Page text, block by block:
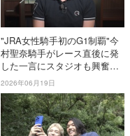
"JRA女性騎手初のG1制覇"今
村聖奈騎手がレース直後に発
した一言にスタジオも興奮
「これはしびれる！」＜日曜
日の初耳学＞
2026年06月19日